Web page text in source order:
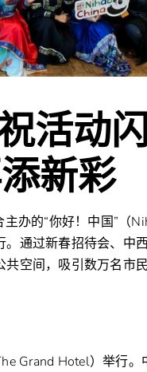
活动
新彩
办的“你好！中国”（
通过新春招待会、中
空间，吸引数万名市
Grand Hotel）举行。